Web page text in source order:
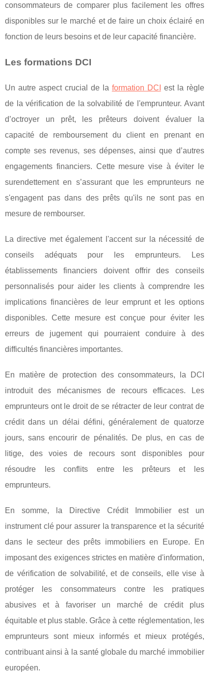
consommateurs de comparer plus facilement les offres
disponibles sur le marché et de faire un choix éclairé en
fonction de leurs besoins et de leur capacité financière.
Les formations DCI
Un autre aspect crucial de la formation DCI
est la règle
de la vérification de la solvabilité de l'emprunteur. Avant
d’octroyer un prêt, les prêteurs doivent évaluer la
capacité de remboursement du client en prenant en
compte ses revenus, ses dépenses, ainsi que d’autres
engagements financiers. Cette mesure vise à éviter le
surendettement en s’assurant que les emprunteurs ne
s'engagent pas dans des prêts qu'ils ne sont pas en
mesure de rembourser.
La directive met également l'accent sur la nécessité de
conseils adéquats pour les emprunteurs. Les
établissements financiers doivent offrir des conseils
personnalisés pour aider les clients à comprendre les
implications financières de leur emprunt et les options
disponibles. Cette mesure est conçue pour éviter les
erreurs de jugement qui pourraient conduire à des
difficultés financières importantes.
En matière de protection des consommateurs, la DCI
introduit des mécanismes de recours efficaces. Les
emprunteurs ont le droit de se rétracter de leur contrat de
crédit dans un délai défini, généralement de quatorze
jours, sans encourir de pénalités. De plus, en cas de
litige, des voies de recours sont disponibles pour
résoudre les conflits entre les prêteurs et les
emprunteurs.
En somme, la Directive Crédit Immobilier est un
instrument clé pour assurer la transparence et la sécurité
dans le secteur des prêts immobiliers en Europe. En
imposant des exigences strictes en matière d'information,
de vérification de solvabilité, et de conseils, elle vise à
protéger les consommateurs contre les pratiques
abusives et à favoriser un marché de crédit plus
équitable et plus stable. Grâce à cette réglementation, les
emprunteurs sont mieux informés et mieux protégés,
contribuant ainsi à la santé globale du marché immobilier
européen.